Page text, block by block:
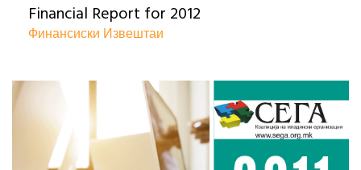
Financial Report for 2012
Финансиски Извештаи